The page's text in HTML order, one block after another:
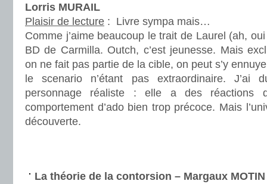
Lorris MURAIL
Plaisir de lecture : Livre sympa mais…
Comme j’aime beaucoup le trait de Laurel (ah,
BD de Carmilla. Outch, c’est jeunesse. Mais
on ne fait pas partie de la cible, on peut s’y
le scenario n’étant pas extraordinaire.
personnage réaliste : elle a des réactions
comportement d’ado bien trop précoce. Mais
découverte.
La théorie de la contorsion – Margaux MOTIN